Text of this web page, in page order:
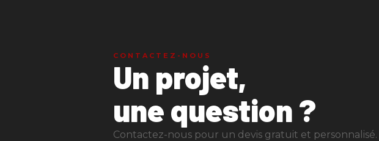
CONTACTEZ-NOUS
Un projet,
une question ?
Contactez-nous pour un devis gratuit et personnalisé.